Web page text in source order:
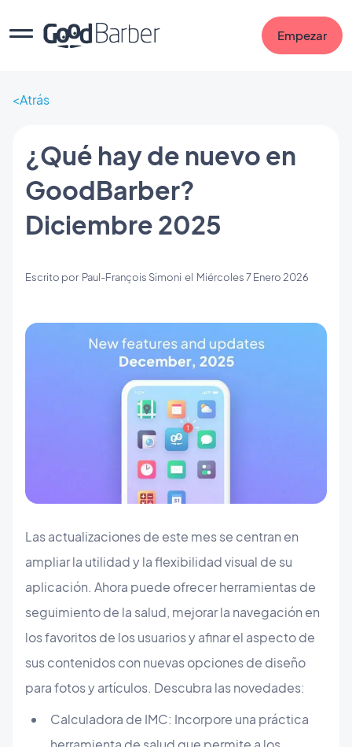
Empezar
Atrás
¿Qué hay de nuevo en
GoodBarber?
Diciembre 2025
Escrito por Paul-François Simoni el Miércoles 7 Enero 2026
Las actualizaciones de este mes se centran en
ampliar la utilidad y la flexibilidad visual de su
aplicación. Ahora puede ofrecer herramientas de
seguimiento de la salud, mejorar la navegación en
los favoritos de los usuarios y afinar el aspecto de
sus contenidos con nuevas opciones de diseño
para fotos y artículos. Descubra las novedades:
Calculadora de IMC: Incorpore una práctica